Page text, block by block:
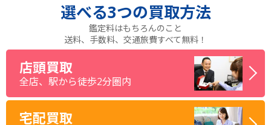
選べる3つの買取方法
鑑定料はもちろんのこと
送料、手数料、交通旅費すべて無料！
店頭買取
全店、駅から徒歩2分圏内
宅配買取